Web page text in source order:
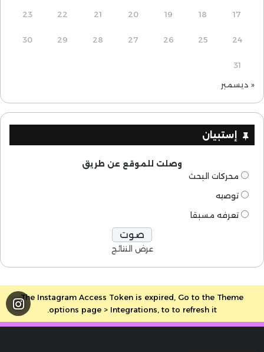
17
18
19
20
21
22
23
24
25
26
27
28
29
30
31
« ديسمبر
إستبيان
وصلت للموقع عن طريق
محركات البحث
توصيه
تعرفه مسبقا
عرض النتائج
The Instagram Access Token is expired, Go to the Theme
options page > Integrations, to to refresh it.